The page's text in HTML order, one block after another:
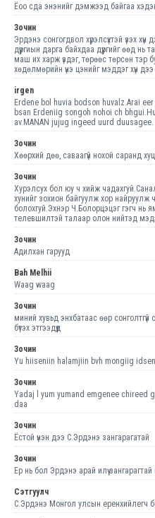
Ёоо сда энэнийг дэмжээд байгаа
Зочин
Эрдэнэ сонгогдвол хүрэлсүхтэй үзэх
дүүргиын дарга байхдаа дүүргийг өөд нь
маш их харж үздэг, төрөөс төрсөн тэр
хөдөлмөрийн үнэ цэнийг мэддэг хүн дээ
irgen
Erdene bol huvia bodson huvalz.Arai
bsan Erdeniig songoh nohoi ch
av.MANAN jujug ingeed uurd duusagee.
Зочин
Хөөрхий дөө, саваагүй нохой саранд
Зочин
Хурэлсух бол юу ч хийж
хунийг зохион байгуулж хор найруулж
болохгуй.Эхнэр Ч.Болорцэцэг гэгч нь
телевшилтэй талаар олон нийтэд
Зочин
Адилхан гарууд
Bah Melhii
Waag waag
Зочин
миний хувьд энхбатаас өөр сонголтгүй
бүтэх этгээдүүд
Зочин
Yu hiiseniin halamjiin bvh mongiig
Зочин
Yadaj l yum yumand emgenee chireed
daa
Зочин
Ёстой үнэн дээ С.Эрдэнэ зангарагатай
Зочин
Ер нь бол Эрдэнэ арай илүү
Сэтгуулч
С.Эрдэнэ Монгол улсын еренхийлегч